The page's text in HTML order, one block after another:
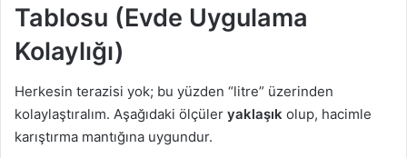
Tablosu (Evde Uygulama
Kolaylığı)
Herkesin terazisi yok; bu yüzden “litre” üzerinden
kolaylaştıralım. Aşağıdaki ölçüler yaklaşık olup, hacimle
karıştırma mantığına uygundur.